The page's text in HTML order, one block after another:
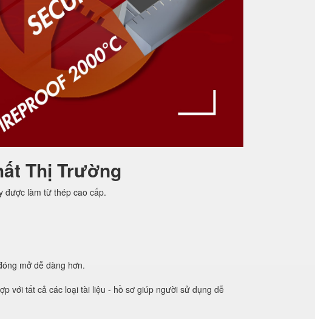
Thị Trường
được làm từ thép cao cấp.
mở dễ dàng hơn.
với tất cả các loại tài liệu - hồ sơ giúp người sử dụng dễ